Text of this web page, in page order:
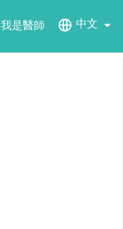
我是醫師 中文